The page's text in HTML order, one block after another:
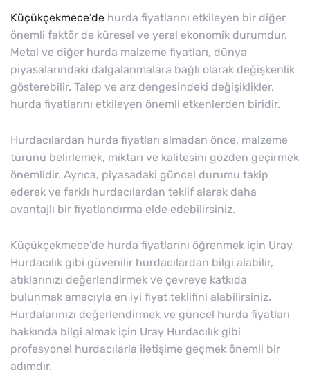
Küçükçekmece’de hurda fiyatlarını etkileyen bir diğer
önemli faktör de küresel ve yerel ekonomik durumdur.
Metal ve diğer hurda malzeme fiyatları, dünya
piyasalarındaki dalgalanmalara bağlı olarak değişkenlik
gösterebilir. Talep ve arz dengesindeki değişiklikler,
hurda fiyatlarını etkileyen önemli etkenlerden biridir.
Hurdacılardan hurda fiyatları almadan önce, malzeme
türünü belirlemek, miktarı ve kalitesini gözden geçirmek
önemlidir. Ayrıca, piyasadaki güncel durumu takip
ederek ve farklı hurdacılardan teklif alarak daha
avantajlı bir fiyatlandırma elde edebilirsiniz.
Küçükçekmece’de hurda fiyatlarını öğrenmek için Uray
Hurdacılık gibi güvenilir hurdacılardan bilgi alabilir,
atıklarınızı değerlendirmek ve çevreye katkıda
bulunmak amacıyla en iyi fiyat teklifini alabilirsiniz.
Hurdalarınızı değerlendirmek ve güncel hurda fiyatları
hakkında bilgi almak için Uray Hurdacılık gibi
profesyonel hurdacılarla iletişime geçmek önemli bir
adımdır.